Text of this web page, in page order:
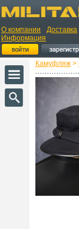
О компании Доставка
Информация
Камуфляж >